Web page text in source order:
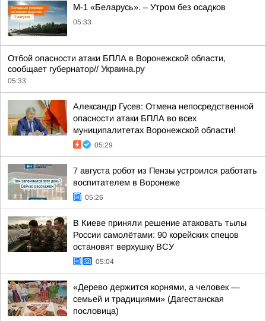
М-1 «Беларусь». – Утром без осадков
05:33
Отбой опасности атаки БПЛА в Воронежской области,
сообщает губернатор// Украина.ру
05:33
Александр Гусев: Отмена непосредственной
опасности атаки БПЛА во всех
муниципалитетах Воронежской области!
05:29
7 августа робот из Пензы устроился работать
воспитателем в Воронеже
05:26
В Киеве приняли решение атаковать тылы
России самолётами: 90 корейских спецов
остановят верхушку ВСУ
05:04
«Дерево держится корнями, а человек —
семьей и традициями» (Дагестанская
пословица)